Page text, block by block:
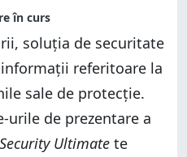
soluția de securitate
referitoare la
sale de protecție.
urile de prezentare a
Security Ultimate te